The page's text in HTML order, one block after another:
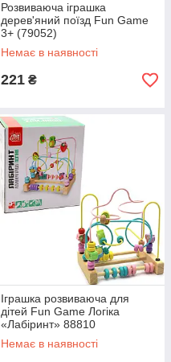
Розвиваюча іграшка
дерев'яний поїзд Fun Game
3+ (79052)
Немає в наявності
221 ₴
Іграшка розвиваюча для
дітей Fun Game Логіка
«Лабіринт» 88810
Немає в наявності